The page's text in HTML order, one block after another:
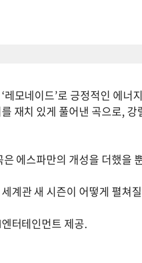
레모네이드’로 긍정적인 에
재치 있게 풀어낸 곡으로,
은 에스파만의 개성을 더했을
계관 새 시즌이 어떻게 펼쳐
터테인먼트 제공.